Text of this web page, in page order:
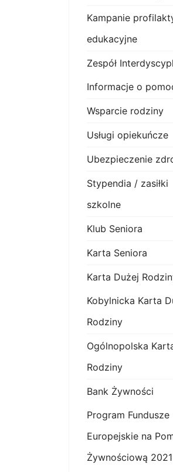
Kampanie
edukacyjne
Zespół
Informacje o
Wsparcie rodziny
Usługi opiekuńcze
Ubezpieczenie
Stypendia / zasiłki
szkolne
Klub Seniora
Karta Seniora
Karta Dużej
Kobylnicka Karta
Rodziny
Ogólnopolska
Rodziny
Bank Żywności
Program Fundusze
Europejskie na
Żywnościową